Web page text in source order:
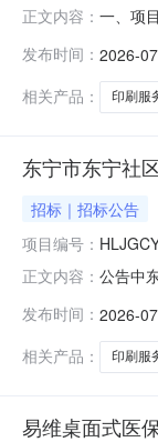
正文内容： 一、项
发布时间： 2026-
相关产品：
印刷服
东宁市东宁社
招标｜招标公告
项目编号：
正文内容： 公告中
格评选
地：黑
发布时间： 2026-
相关产品：
印刷服
易维桌面式医